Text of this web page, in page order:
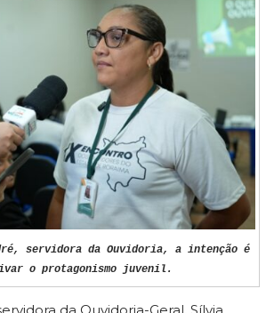
servidora da Ouvidoria, a intenção é
o protagonismo juvenil.